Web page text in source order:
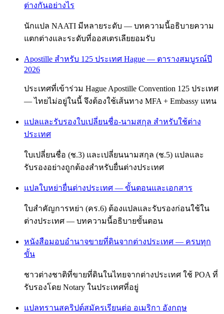
ต่างกันอย่างไร
นักแปล NAATI มีหลายระดับ — บทความนี้อธิบายความ
แตกต่างและระดับที่ออสเตรเลียยอมรับ
Apostille สำหรับ 125 ประเทศ Hague — ตารางสมบูรณ์ปี
2026
ประเทศที่เข้าร่วม Hague Apostille Convention 125 ประเทศ
— ไทยไม่อยู่ในนี้ จึงต้องใช้เส้นทาง MFA + Embassy แทน
แปลและรับรองใบเปลี่ยนชื่อ-นามสกุล สำหรับใช้ต่าง
ประเทศ
ใบเปลี่ยนชื่อ (ช.3) และเปลี่ยนนามสกุล (ช.5) แปลและ
รับรองอย่างถูกต้องสำหรับยื่นต่างประเทศ
แปลใบหย่ายื่นต่างประเทศ — ขั้นตอนและเอกสาร
ใบสำคัญการหย่า (คร.6) ต้องแปลและรับรองก่อนใช้ใน
ต่างประเทศ — บทความนี้อธิบายขั้นตอน
หนังสือมอบอำนาจขายที่ดินจากต่างประเทศ — ครบทุก
ขั้น
ชาวต่างชาติที่ขายที่ดินในไทยจากต่างประเทศ ใช้ POA ที่
รับรองโดย Notary ในประเทศที่อยู่
แปลทรานสคริปต์สมัครเรียนต่อ อเมริกา อังกฤษ